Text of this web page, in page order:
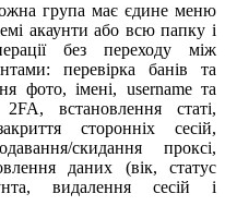
група має єдине меню
акаунти або всю папку і
без переходу між
перевірка банів та
фото, імені, username та
встановлення статі,
сторонніх сесій,
скидання проксі,
даних (вік, статус
видалення сесій і